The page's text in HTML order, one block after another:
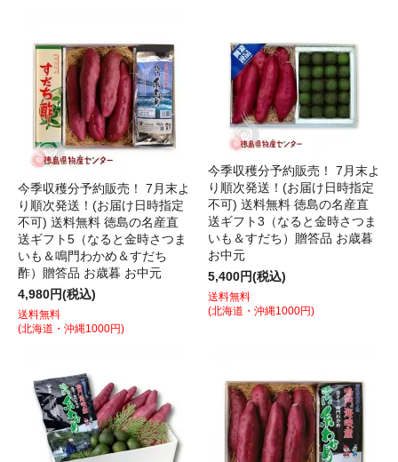
今季収穫分予約販売！ 7月末よ
り順次発送！(お届け日時指定
不可) 送料無料 徳島の名産直
送ギフト5（なると金時さつま
いも＆鳴門わかめ＆すだち
酢）贈答品 お歳暮 お中元
4,980円(税込)
送料無料
(北海道・沖縄1000円)
今季収穫分予約販売！ 7月末よ
り順次発送！(お届け日時指定
不可) 送料無料 徳島の名産直
送ギフト3（なると金時さつま
いも＆すだち）贈答品 お歳暮
お中元
5,400円(税込)
送料無料
(北海道・沖縄1000円)